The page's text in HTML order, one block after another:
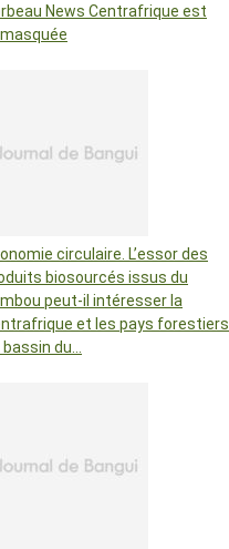
News Centrafrique est
circulaire. L’essor des
biosourcés issus du
peut-il intéresser la
et les pays forestiers
du…